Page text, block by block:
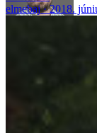
elmebaj
2018.